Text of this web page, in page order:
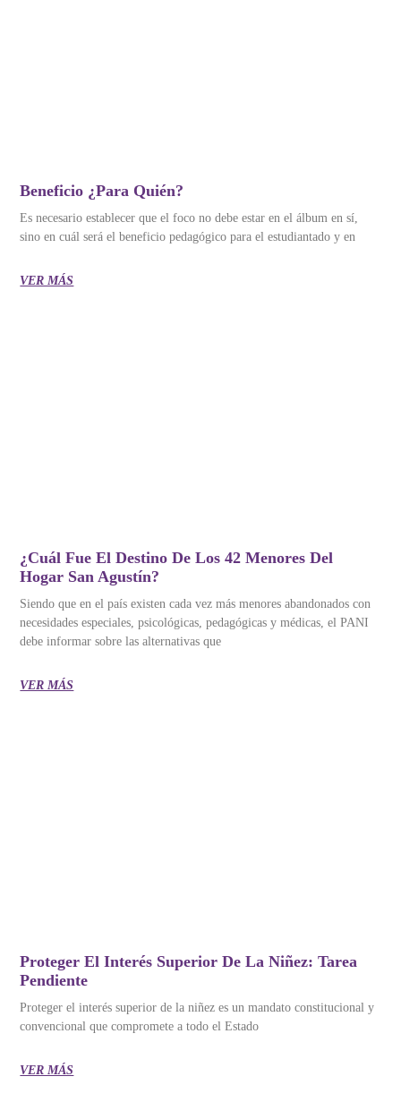
Beneficio ¿para Quién?
Es necesario establecer que el foco no debe estar en el álbum en sí,
sino en cuál será el beneficio pedagógico para el estudiantado y en
VER MÁS
¿Cuál Fue El Destino De Los 42 Menores Del
Hogar San Agustín?
Siendo que en el país existen cada vez más menores abandonados con
necesidades especiales, psicológicas, pedagógicas y médicas, el PANI
debe informar sobre las alternativas que
VER MÁS
Proteger El Interés Superior De La Niñez: Tarea
Pendiente
Proteger el interés superior de la niñez es un mandato constitucional y
convencional que compromete a todo el Estado
VER MÁS